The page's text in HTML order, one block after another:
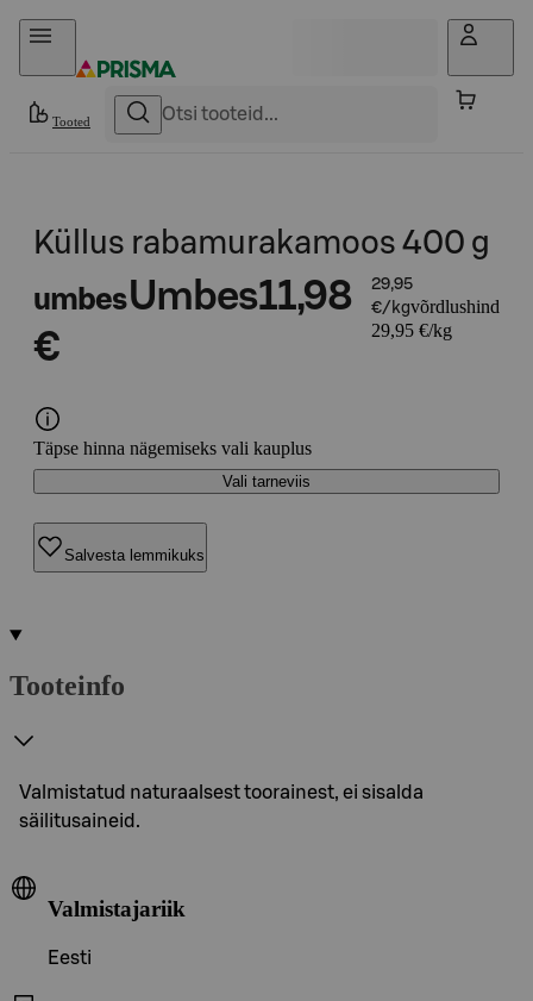
Otse sisu juurde
Tooted
Küllus rabamurakamoos 400 g
umbesUmbes11,98
€
29,95
€/kgvõrdlushind
29,95 €/kg
Täpse hinna nägemiseks vali kauplus
Vali tarneviis
Salvesta lemmikuks
Tooteinfo
Valmistatud naturaalsest toorainest, ei sisalda
säilitusaineid.
Valmistajariik
Eesti